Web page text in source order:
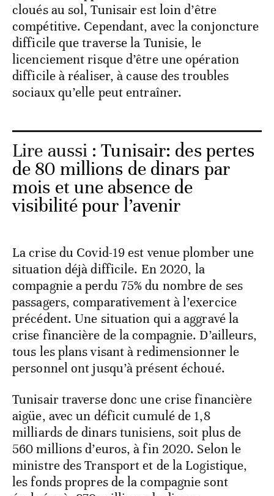
cloués au sol, Tunisair est loin d’être
compétitive. Cependant, avec la conjoncture
difficile que traverse la Tunisie, le
licenciement risque d’être une opération
difficile à réaliser, à cause des troubles
sociaux qu’elle peut entraîner.
Lire aussi :Tunisair: des pertes
de 80 millions de dinars par
mois et une absence de
visibilité pour l’avenir
La crise du Covid-19 est venue plomber une
situation déjà difficile. En 2020, la
compagnie a perdu 75% du nombre de ses
passagers, comparativement à l’exercice
précédent. Une situation qui a aggravé la
crise financière de la compagnie. D’ailleurs,
tous les plans visant à redimensionner le
personnel ont jusqu’à présent échoué.
Tunisair traverse donc une crise financière
aigüe, avec un déficit cumulé de 1,8
milliards de dinars tunisiens, soit plus de
560 millions d’euros, à fin 2020. Selon le
ministre des Transport et de la Logistique,
les fonds propres de la compagnie sont